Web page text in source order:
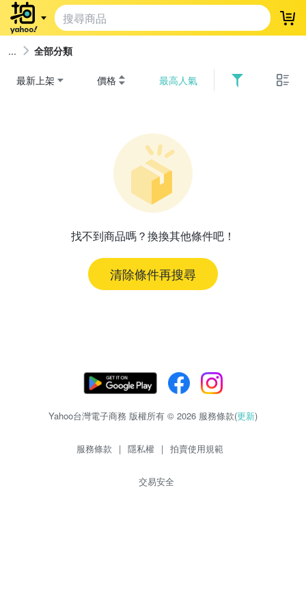
登
全部分類
最新上架 價格 最高人氣
找不到商品嗎？換換其他條件吧！
清除條件再搜尋
Yahoo台灣電子商務 版權所有 © 2026 服務條款(更新)
服務條款 | 隱私權 | 拍賣使用規範
交易安全